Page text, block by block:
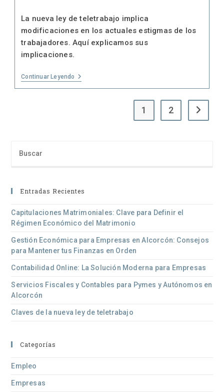
La nueva ley de teletrabajo implica
modificaciones en los actuales estigmas de los
trabajadores. Aquí explicamos sus
implicaciones.
Continuar Leyendo Contabilidad
1 2 Ir a la
Entradas Recientes
Capitulaciones Matrimoniales: Clave para Definir el
Régimen Económico del Matrimonio
Gestión Económica para Empresas en Alcorcón: Consejos
para Mantener tus Finanzas en Orden
Contabilidad Online: La Solución Moderna para Empresas
Servicios Fiscales y Contables para Pymes y Autónomos en
Alcorcón
Claves de la nueva ley de teletrabajo
Categorías
Empleo
Empresas